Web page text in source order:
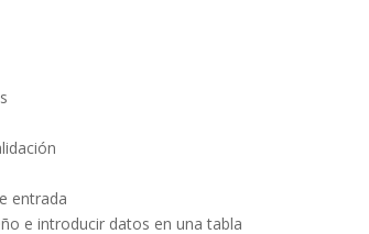
entrada
e introducir datos en una tabla